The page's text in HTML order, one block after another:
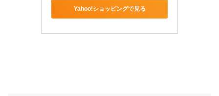
Yahoo!ショッピングで見る